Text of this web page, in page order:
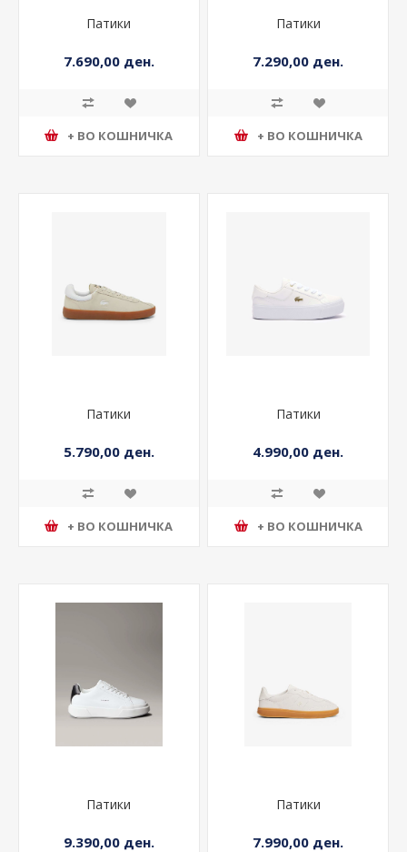
Патики
7.690,00 ден.
+ ВО КОШНИЧКА
Патики
7.290,00 ден.
+ ВО КОШНИЧКА
Патики
5.790,00 ден.
+ ВО КОШНИЧКА
Патики
4.990,00 ден.
+ ВО КОШНИЧКА
Патики
9.390,00 ден.
Патики
7.990,00 ден.